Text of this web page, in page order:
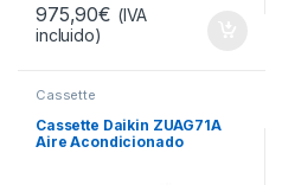
975,90€ (IVA
incluido)
Cassette
Cassette Daikin ZUAG71A
Aire Acondicionado